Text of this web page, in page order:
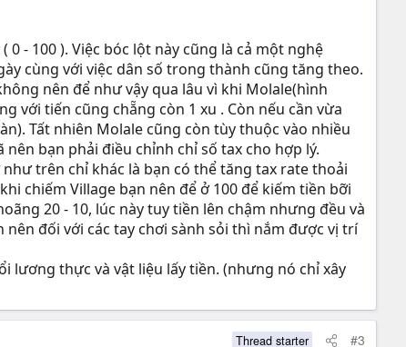
- 100 ). Việc bóc lột này cũng là cả một nghệ
cùng với việc dân số trong thành cũng tăng theo.
nên để như vậy qua lâu vì khi Molale(hình
với tiến cũng chẵng còn 1 xu . Còn nếu cần vừa
Tất nhiên Molale cũng còn tùy thuộc vào nhiều
bạn phải điều chỉnh chỉ số tax cho hợp lý.
trên chỉ khác là bạn có thể tăng tax rate thoải
chiếm Village bạn nên để ở 100 để kiếm tiền bỡi
20 - 10, lúc này tuy tiền lên chậm nhưng đều và
đối với các tay chơi sành sỏi thì nắm được vị trí
lương thực và vật liệu lấy tiền. (nhưng nó chỉ xây
Thread starter #3